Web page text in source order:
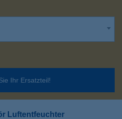
Ihr Ersatzteil!
Luftentfeuchter